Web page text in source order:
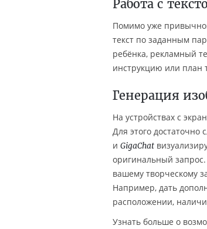
Работа с
Помимо уже
текст по заданным
ребёнка, рекламный
инструкцию или план
Генерация
На устройствах с
Для этого
и GigaChat
оригинальный
вашему творческому
Например, дать
расположении,
Узнать больше о